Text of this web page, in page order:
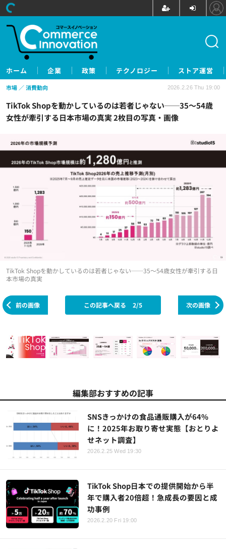
ホーム 企業 政策 テクノロジー ストア運営
TikTok Shopを動かしているのは若者じゃない──35～54歳
女性が牽引する日本市場の真実 2枚目の写真・画像
市場 消費動向 2026.2.26 Thu 19:00
TikTok Shopを動かしているのは若者じゃない──35～54歳女性が牽引する日
本市場の真実
前の画像 次の画像
この記事へ戻る 2/5
編集部おすすめの記事
SNSきっかけの食品通販購入が64%
に！2025年お取り寄せ実態【おとりよ
せネット調査】
2026.2.25 Wed 19:30
TikTok Shop日本での提供開始から半
年で購入者20倍超！急成長の要因と成
功事例
2026.2.20 Fri 19:00